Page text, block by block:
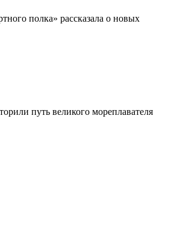
полка» рассказала о новых
путь великого мореплавателя